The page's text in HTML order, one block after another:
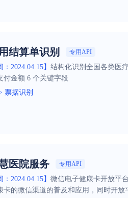
结算单识别 专用API
：2024.04.15】 结构化识别全国各类医
付金额 6 个关键字段
票据识别
医院服务 专用API
：2024.04.15】 微信电子健康卡开放平
卡的微信渠道的普及和应用，同时开